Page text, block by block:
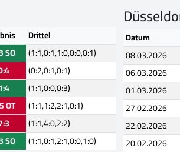
Drittel
SO
(1:1,0:1,1:0,0:0,0:1)
(0:2,0:1,0:1)
(1:1,0:0,0:3)
OT
(1:1,1:2,2:1,0:1)
(1:1,4:0,2:2)
SO (1:1,0:1,2:1,0:0,1:0)
Datum
08.03.2026
06.03.2026
01.03.2026
27.02.2026
22.02.2026
20.02.2026